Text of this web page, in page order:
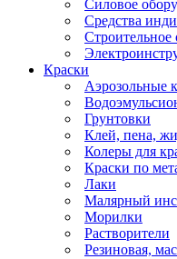
Силовое
Средства
Строительное
Краски
Аэрозольные
Грунтовки
Клей, пена,
Колеры для
Краски по
Лаки
Малярный
Морилки
Растворители
Резиновая,